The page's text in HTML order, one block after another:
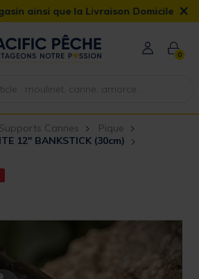
Livraison Domicile offerte dès 90€ ×
0
Supports Cannes
Pique
12" BANKSTICK (30cm)